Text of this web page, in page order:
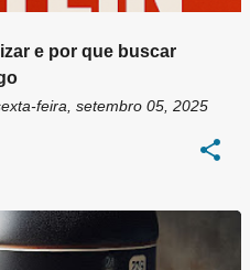
e por que buscar
feira, setembro 05, 2025